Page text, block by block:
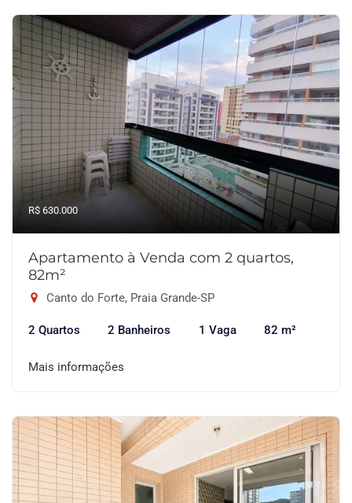
R$ 630.000
Apartamento à Venda com 2 quartos,
82m²
Canto do Forte, Praia Grande-SP
2 Quartos 2 Banheiros 1 Vaga 82 m²
Mais informações